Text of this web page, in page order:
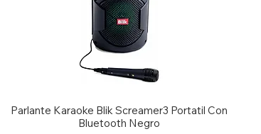
Parlante Karaoke Blik Screamer3 Portatil Con
Bluetooth Negro